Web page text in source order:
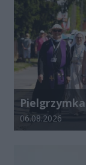
Data dodania
06.08.2026